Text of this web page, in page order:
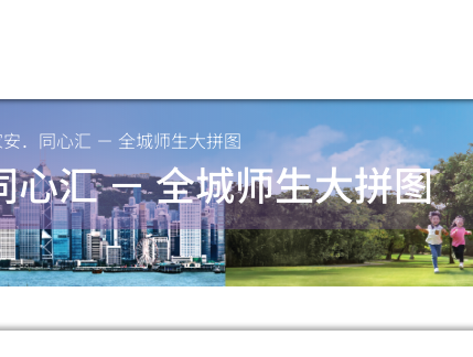
．同心汇 － 全城师生大拼图
汇 － 全城师生大拼图